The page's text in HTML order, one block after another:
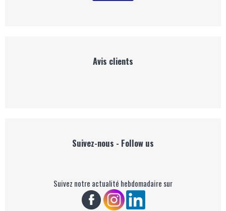
Avis clients
Suivez-nous - Follow us
Suivez notre actualité hebdomadaire sur